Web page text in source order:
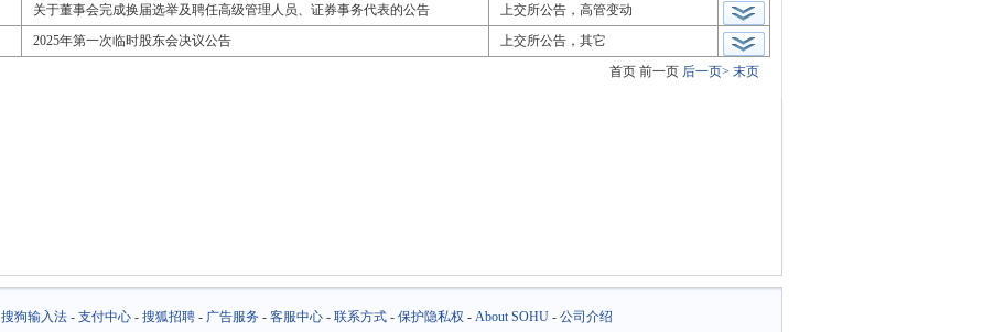
关于董事会完成换届选举及聘任高级管理人员、证券事务代表的公告
上交所公告，高管变动
2025年第一次临时股东会决议公告
上交所公告，其它
首页 前一页 后一页> 末页
搜狗输入法- 支付中心- 搜狐招聘- 广告服务- 客服中心- 联系方式- 保护隐私权 - About SOHU- 公司介绍